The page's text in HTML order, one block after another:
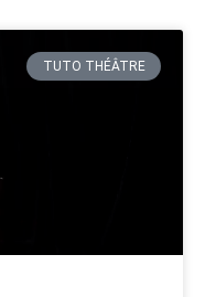
TUTO THÉÂTRE